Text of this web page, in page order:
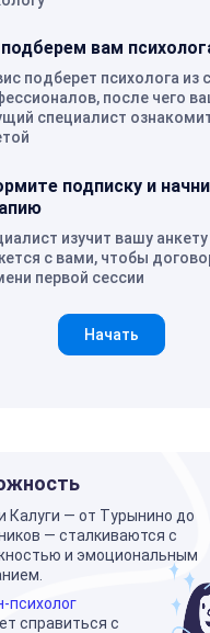
вам
подберет психолога из
после чего
специалист
подписку и
изучит вашу
с вами, чтобы
первой сессии
Начать
Калуги — от Турынино до
— сталкиваются с
и эмоциональным
психолог
справиться с